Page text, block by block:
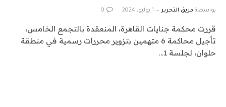
بواسطة فريق التحرير 1 يوليو، 2024 0
قررت محكمة جنايات القاهرة، المنعقدة بالتجمع الخامس،
تأجيل محاكمة 6 متهمين بتزوير محررات رسمية في منطقة
حلوان، لجلسة 1…